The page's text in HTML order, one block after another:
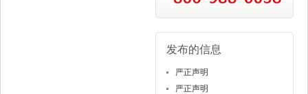
发布的信息
严正声明
严正声明